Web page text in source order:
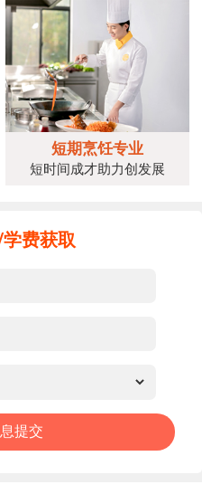
短期烹饪专业
短时间成才助力创发展
费获取